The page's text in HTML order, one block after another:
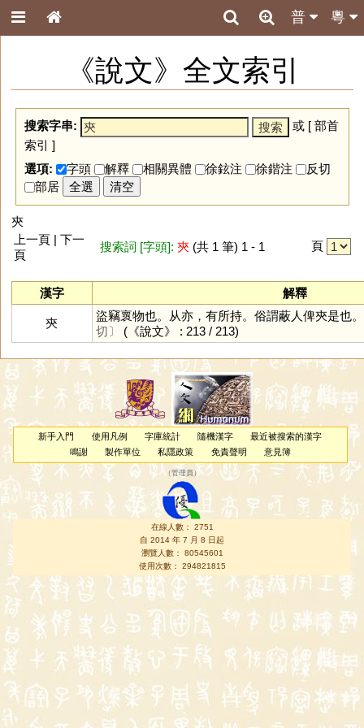
粵
普
《說文》全文索引
搜索字串: 或 [ 部首
索引 ]
選項:
字頭 解釋 相關異體 徐鉉注 徐鍇注
反切
部居
全選 清空
㚒
上一頁 | 下一
頁
搜索詞 [字頭]: 㚒(共 1 筆) 1 - 1 頁
漢字 解釋
㚒
盜竊褱物也。从亦，有所持。俗謂蔽人俾㚒是也
切〕
(《說文》 : 213 / 213)
新手入門 使用凡例 字庫統計 隨機漢字
最近被搜索的漢字
鳴謝
製作單位 私隱政策 免責聲明 意見簿
（管理員 ）
在線人數： 2751
自 2014 年 7 月 8 日起
瀏覽人數： 80545601
使用次數： 294821815